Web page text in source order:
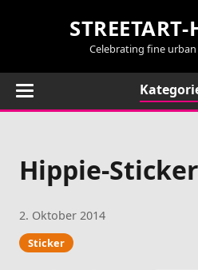
Celebrating fine urban
Hippie-
2. Oktober 2014
Sticker